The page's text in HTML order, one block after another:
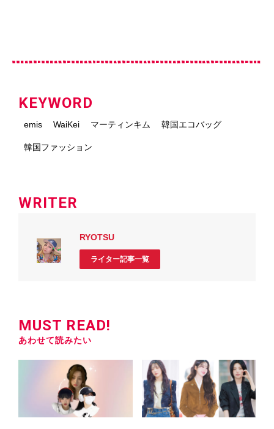
KEYWORD
emis WaiKei マーティンキム 韓国エコバッグ
韓国ファッション
WRITER
RYOTSU
ライター記事一覧
MUST READ!
あわせて読みたい